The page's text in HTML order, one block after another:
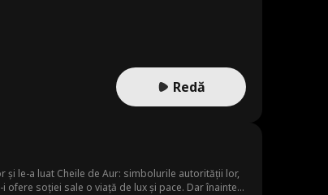
Redă
și le-a luat Cheile de Aur: simbolurile autorității lor,
soției sale o viață de lux și pace. Dar înainte